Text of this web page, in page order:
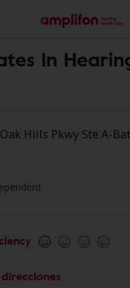
In
Hills Pkwy Ste A-